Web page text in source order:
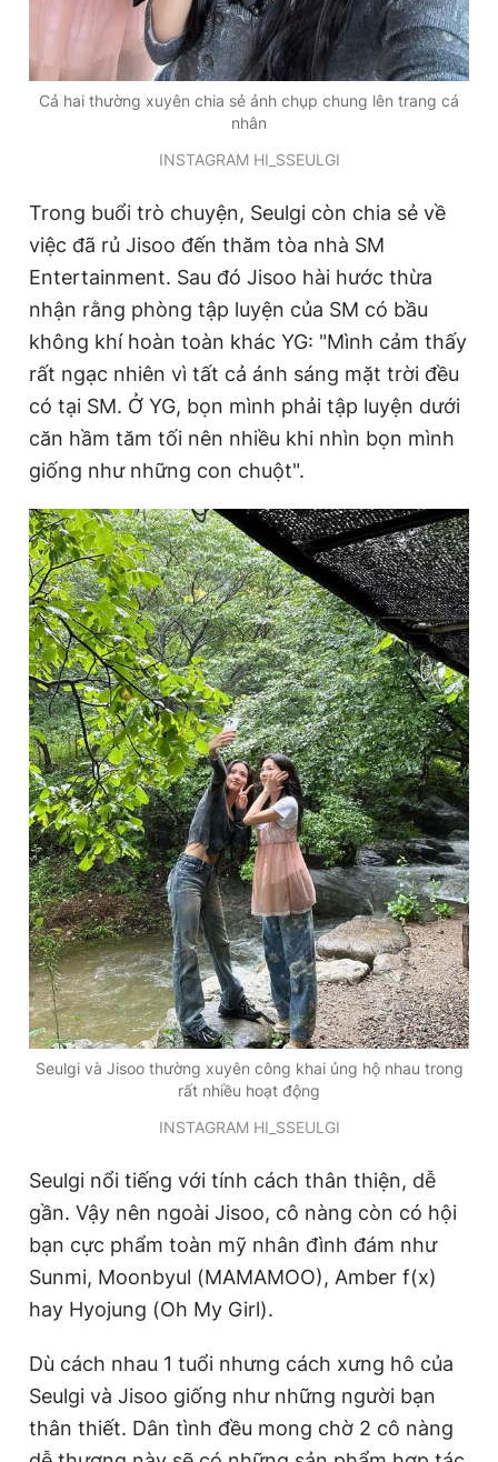
Cả hai thường xuyên chia sẻ ảnh chụp chung lên trang cá
nhân
INSTAGRAM HI_SSEULGI
Trong buổi trò chuyện, Seulgi còn chia sẻ về
việc đã rủ Jisoo đến thăm tòa nhà SM
Entertainment. Sau đó Jisoo hài hước thừa
nhận rằng phòng tập luyện của SM có bầu
không khí hoàn toàn khác YG: "Mình cảm thấy
rất ngạc nhiên vì tất cả ánh sáng mặt trời đều
có tại SM. Ở YG, bọn mình phải tập luyện dưới
căn hầm tăm tối nên nhiều khi nhìn bọn mình
giống như những con chuột".
Seulgi và Jisoo thường xuyên công khai ủng hộ nhau trong
rất nhiều hoạt động
INSTAGRAM HI_SSEULGI
Seulgi nổi tiếng với tính cách thân thiện, dễ
gần. Vậy nên ngoài Jisoo, cô nàng còn có hội
bạn cực phẩm toàn mỹ nhân đình đám như
Sunmi, Moonbyul (MAMAMOO), Amber f(x)
hay Hyojung (Oh My Girl).
Dù cách nhau 1 tuổi nhưng cách xưng hô của
Seulgi và Jisoo giống như những người bạn
thân thiết. Dân tình đều mong chờ 2 cô nàng